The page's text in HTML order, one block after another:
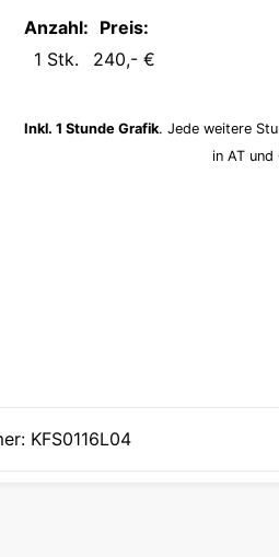
Anzahl: Preis:
1 Stk.
240,- €
Inkl. 1 Stunde Grafik. Jede weitere
in AT und
KFS0116L04